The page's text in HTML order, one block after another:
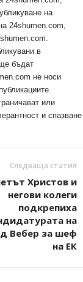
на
24shumen.com,
в
бъдат
не носи
или
и спазване
Следваща статия
Христов и
негови колеги
подкрепиха
на
Вебер за шеф
на ЕК